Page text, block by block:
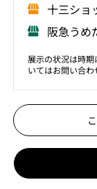
⼗三シ
阪急うめ
展示の状況は時
いてはお問い合わ